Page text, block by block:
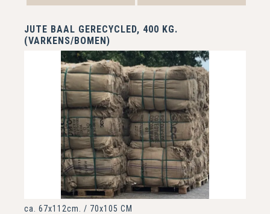
JUTE BAAL GERECYCLED, 400 KG.
(VARKENS/BOMEN)
ca. 67x112cm. / 70x105 CM